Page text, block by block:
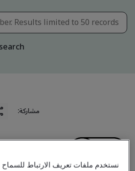
مشاركة:
نستخدم ملفات تعريف الارتباط للسماح